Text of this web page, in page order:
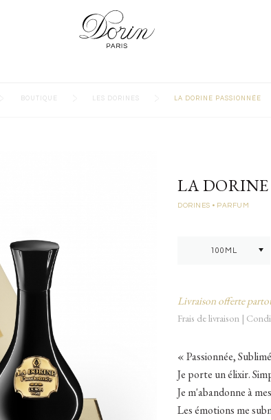
BOUTIQUE LES DORINES LA DORINE PASSIONNÉE
LA DORINE
DORINES • PARFUM
Livraison offerte
Frais de livraison |
« Passionnée,
Je porte un élixir.
Je m'abandonne à
Les émotions me